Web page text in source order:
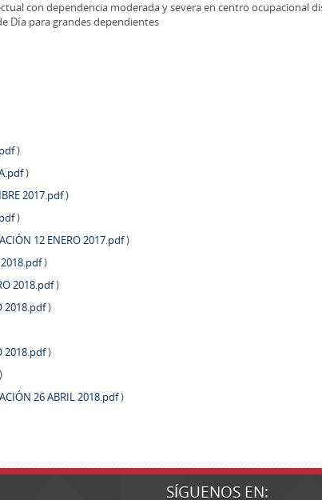
con dependencia moderada y severa en centro ocupacional
Día para grandes dependientes
)
)
2017.pdf)
)
12 ENERO 2017.pdf)
)
2018.pdf)
2018.pdf)
2018.pdf)
)
26 ABRIL 2018.pdf)
SÍGUENOS EN: